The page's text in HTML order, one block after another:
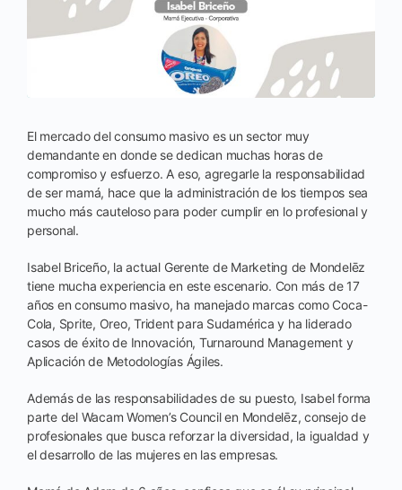
El mercado del consumo masivo es un sector muy
demandante en donde se dedican muchas horas de
compromiso y esfuerzo. A eso, agregarle la responsabilidad
de ser mamá, hace que la administración de los tiempos sea
mucho más cauteloso para poder cumplir en lo profesional y
personal.
Isabel Briceño, la actual Gerente de Marketing de Mondelēz
tiene mucha experiencia en este escenario. Con más de 17
años en consumo masivo, ha manejado marcas como Coca-
Cola, Sprite, Oreo, Trident para Sudamérica y ha liderado
casos de éxito de Innovación, Turnaround Management y
Aplicación de Metodologías Ágiles.
Además de las responsabilidades de su puesto, Isabel forma
parte del Wacam Women’s Council en Mondelēz, consejo de
profesionales que busca reforzar la diversidad, la igualdad y
el desarrollo de las mujeres en las empresas.